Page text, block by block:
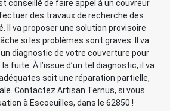
conseillé de faire appel à un couvreur
des travaux de recherche des
Il va proposer une solution provisoire
si les problèmes sont graves. Il va
diagnostic de votre couverture pour
fuite. À l’issue d’un tel diagnostic, il va
soit une réparation partielle,
Contactez Artisan Ternus, si vous
à Escoeuilles, dans le 62850 !